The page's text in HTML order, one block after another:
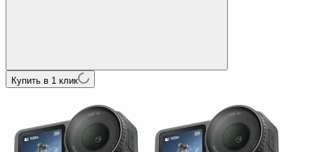
Купить в 1 клик